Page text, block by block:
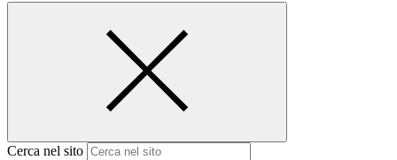
Cerca nel sito